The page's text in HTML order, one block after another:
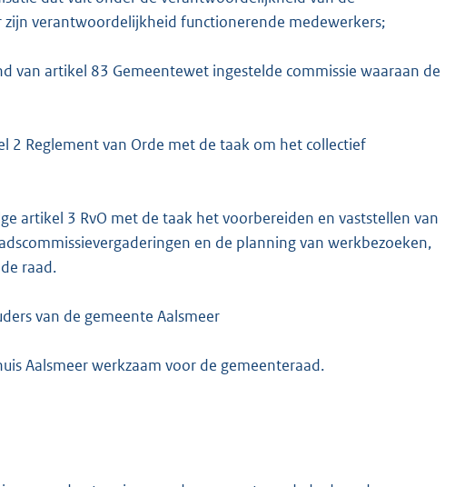
verantwoordelijkheid functionerende medewerkers;
van artikel 83 Gemeentewet ingestelde commissie waaraan de
2 Reglement van Orde met de taak om het collectief
artikel 3 RvO met de taak het voorbereiden en vaststellen van
en de planning van werkbezoeken,
raad.
van de gemeente Aalsmeer
Aalsmeer werkzaam voor de gemeenteraad.